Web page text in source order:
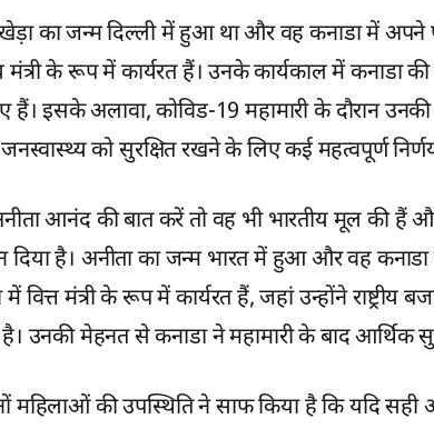
का जन्म दिल्ली में हुआ था और वह कनाडा में अपने
मंत्री के रूप में कार्यरत हैं। उनके कार्यकाल में कनाडा
हैं। इसके अलावा, कोविड-19 महामारी के दौरान
को सुरक्षित रखने के लिए कई महत्वपूर्ण
आनंद की बात करें तो वह भी भारतीय मूल की हैं और
दिया है। अनीता का जन्म भारत में हुआ और वह कनाडा
में वित्त मंत्री के रूप में कार्यरत हैं, जहां उन्होंने
है। उनकी मेहनत से कनाडा ने महामारी के बाद आर्थिक
महिलाओं की उपस्थिति ने साफ किया है कि यदि सही